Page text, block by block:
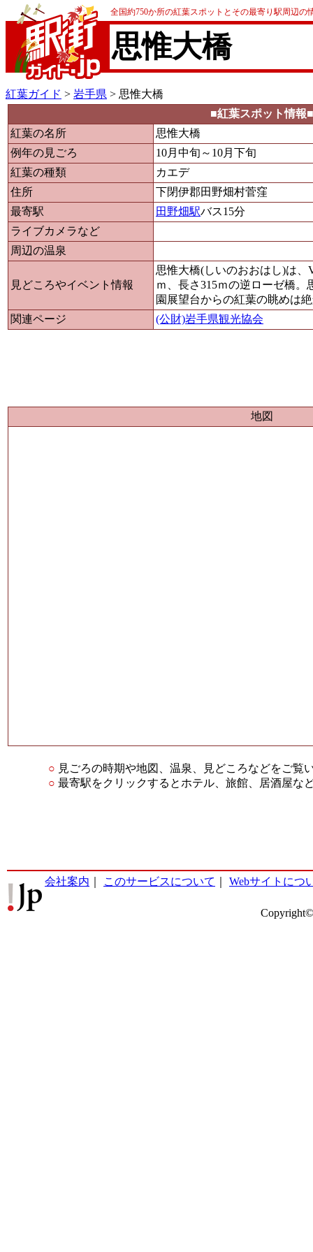
全国約750か所の紅葉スポットとその最寄り駅周辺の
思惟大橋
紅葉ガイド > 岩手県 > 思惟大橋
■紅葉スポット情報■
紅葉の名所
思惟大橋
例年の見ごろ
10月中旬～10月下旬
紅葉の種類
カエデ
住所
下閉伊郡田野畑村菅窪
最寄駅
田野畑駅バス15分
ライブカメラなど
周辺の温泉
見どころやイベント情報
思惟大橋(しいのおおはし)は
ｍ、長さ315ｍの逆ローゼ橋
園展望台からの紅葉の眺めは
関連ページ
(公財)岩手県観光協会
地図
○ 見ごろの時期や地図、温泉、見どころなどをご覧
○ 最寄駅をクリックするとホテル、旅館、居酒屋な
会社案内 このサービスについて Webサイトにつ